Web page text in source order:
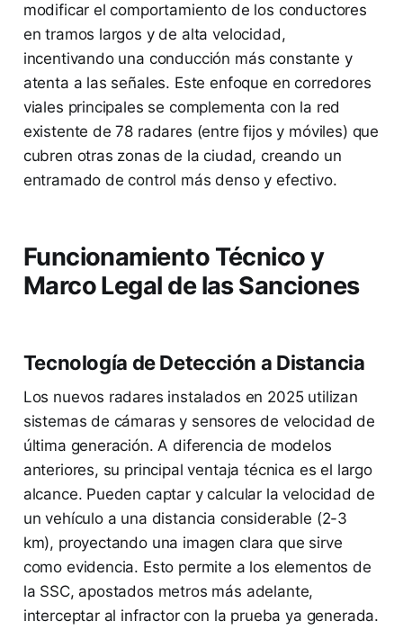
modificar el comportamiento de los conductores
en tramos largos y de alta velocidad,
incentivando una conducción más constante y
atenta a las señales. Este enfoque en corredores
viales principales se complementa con la red
existente de 78 radares (entre fijos y móviles) que
cubren otras zonas de la ciudad, creando un
entramado de control más denso y efectivo.
Funcionamiento Técnico y
Marco Legal de las Sanciones
Tecnología de Detección a Distancia
Los nuevos radares instalados en 2025 utilizan
sistemas de cámaras y sensores de velocidad de
última generación. A diferencia de modelos
anteriores, su principal ventaja técnica es el largo
alcance. Pueden captar y calcular la velocidad de
un vehículo a una distancia considerable (2-3
km), proyectando una imagen clara que sirve
como evidencia. Esto permite a los elementos de
la SSC, apostados metros más adelante,
interceptar al infractor con la prueba ya generada.